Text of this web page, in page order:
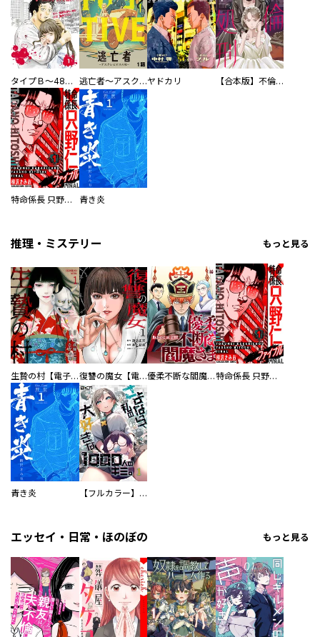
タイプＢ～48時間後、致死率100％～【単話】 逃亡者～アスクレピオスの杖～ヤドカリ 【合本版】不倫処刑
特命係長 只野仁ファイナル 愛蔵版 青き炎
推理・ミステリー もっと見る
生贄の村【電子単行本版】 復讐の魔女【電子単行本版】 優柔不断な閻魔さま 特命係長 只野仁ファイナル 愛蔵版
青き炎 【フルカラー】さよなら、私の大好きな１０００人のキミ。
エッセイ・日常・ほのぼの もっと見る